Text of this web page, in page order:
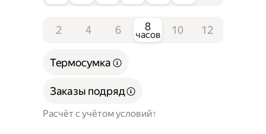
2 4 6 8
часов 10 12
Расчёт с учётом условий
Термосумка
Заказы подряд